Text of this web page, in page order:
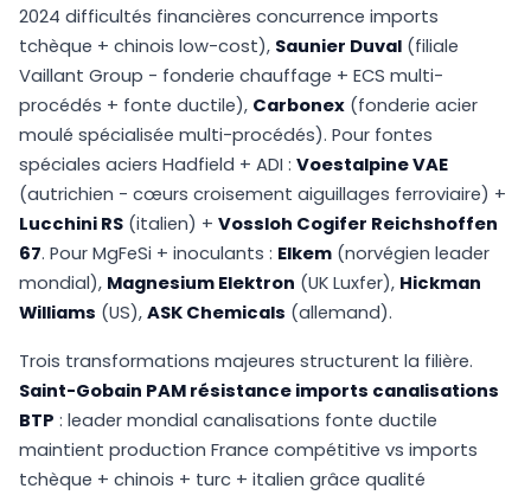
2024 difficultés financières concurrence imports
tchèque + chinois low-cost), Saunier Duval (filiale
Vaillant Group - fonderie chauffage + ECS multi-
procédés + fonte ductile), Carbonex (fonderie acier
moulé spécialisée multi-procédés). Pour fontes
spéciales aciers Hadfield + ADI : Voestalpine VAE
(autrichien - cœurs croisement aiguillages ferroviaire) +
Lucchini RS (italien) + Vossloh Cogifer Reichshoffen
67. Pour MgFeSi + inoculants : Elkem (norvégien leader
mondial), Magnesium Elektron (UK Luxfer), Hickman
Williams (US), ASK Chemicals (allemand).
Trois transformations majeures structurent la filière.
Saint-Gobain PAM résistance imports canalisations
BTP : leader mondial canalisations fonte ductile
maintient production France compétitive vs imports
tchèque + chinois + turc + italien grâce qualité